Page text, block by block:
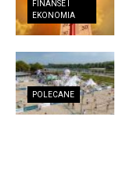
FINANSE I
EKONOMIA
POLECANE